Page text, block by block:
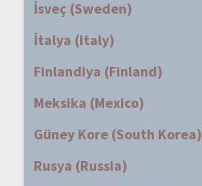
İsveç (Sweden)
İtalya (Italy)
Finlandiya (Finland)
Meksika (Mexico)
Güney Kore (South Korea)
Rusya (Russia)